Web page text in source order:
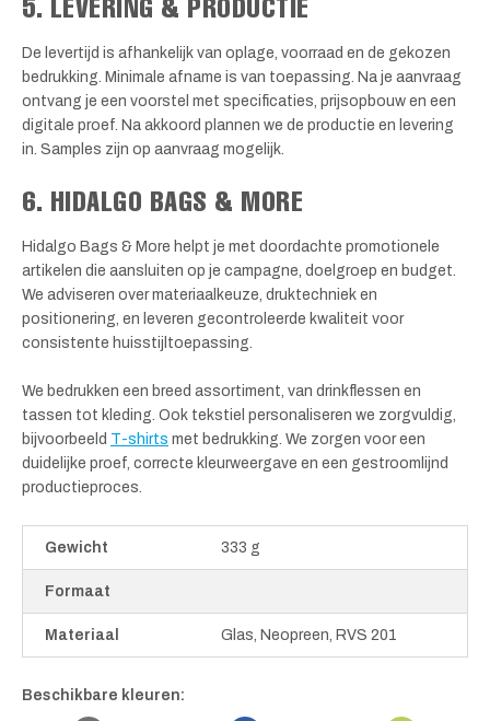
De levertijd is afhankelijk van oplage, voorraad en de gekozen
bedrukking. Minimale afname is van toepassing. Na je aanvraag
ontvang je een voorstel met specificaties, prijsopbouw en een
digitale proef. Na akkoord plannen we de productie en levering
in. Samples zijn op aanvraag mogelijk.
6. HIDALGO BAGS & MORE
Hidalgo Bags & More helpt je met doordachte promotionele
artikelen die aansluiten op je campagne, doelgroep en budget.
We adviseren over materiaalkeuze, druktechniek en
positionering, en leveren gecontroleerde kwaliteit voor
consistente huisstijltoepassing.
We bedrukken een breed assortiment, van drinkflessen en
tassen tot kleding. Ook tekstiel personaliseren we zorgvuldig,
bijvoorbeeld T-shirts met bedrukking. We zorgen voor een
duidelijke proef, correcte kleurweergave en een gestroomlijnd
productieproces.
Gewicht 333 g
Formaat
Materiaal Glas, Neopreen, RVS 201
Beschikbare kleuren: